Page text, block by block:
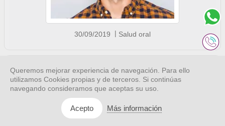
30/09/2019 Salud oral
¿Por qué usar seda dental en
tratamientos dentales?
La seda dental es fundamental para tener una higiene oral
Queremos mejorar experiencia de navegación. Para ello
utilizamos Cookies propias y de terceros. Si continúas
navegando consideramos que aceptas su uso.
Acepto Más información